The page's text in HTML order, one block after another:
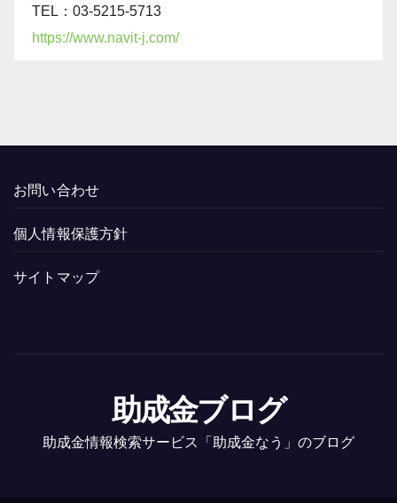
TEL：03-5215-5713
https://www.navit-j.com/
お問い合わせ
個人情報保護方針
サイトマップ
助成金ブログ
助成金情報検索サービス「助成金なう」のブログ